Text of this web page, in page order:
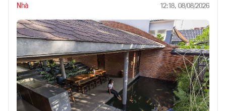
Nhà 12:18, 08/08/2026